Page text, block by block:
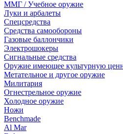
ММГ / Учебное оружие
Луки и арбалеты
Спецсредства
Средства самообороны
Газовые баллончики
Электрошокеры
Сигнальные средства
Оружие имеющее культурную
Метательное и другое оружие
Милитария
Огнестрельное оружие
Холодное оружие
Ножи
Benchmade
Al Mar